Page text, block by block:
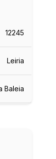
12245
Leiria
Baleia